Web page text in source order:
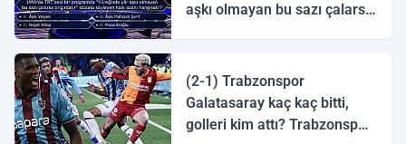
aşkı olmayan bu sazı çalarsa
(2-1) Trabzonspor
Galatasaray kaç kaç bitti,
golleri kim attı? Trabzonspor